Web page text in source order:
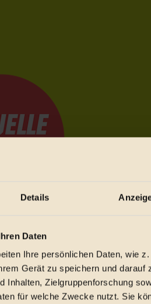
Details
Daten
Ihre persönlichen Daten, wie
Gerät zu speichern und darauf
Inhalten, Zielgruppenforschung
für welche Zwecke nutzt. Sie
festzuhalten.
oft zu Hause.
zu dir zurückkommen.